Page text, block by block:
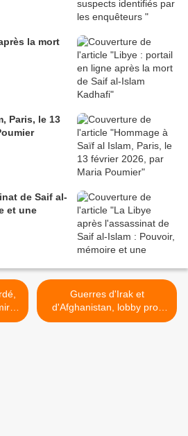
la mort
Paris, le 13
de Saif al-
et une
Guerres d'Irak et
d'Afghanistan, lobby pro-
armement : Lloyd Austin,